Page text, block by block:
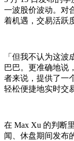
一波股价波动。对
着机遇，交易活跃
「但我不认为这
巴巴。更准确地说
者来说，提供了一
轻松便捷地实时交
在 Max Xu 的判断
闻、休盘期间发布